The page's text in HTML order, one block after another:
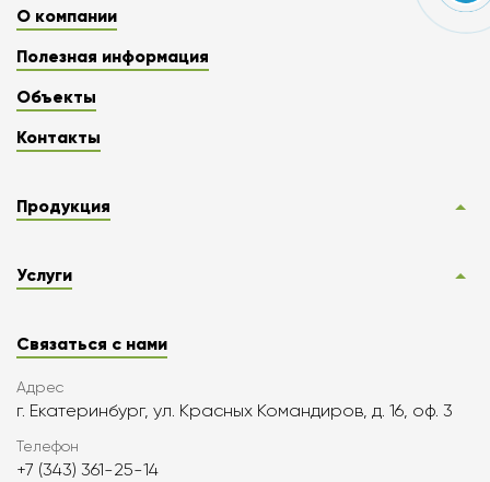
О компании
Полезная информация
Объекты
Контакты
Продукция
Услуги
Связаться с нами
Адрес
г. Екатеринбург, ул. Красных Командиров, д. 16, оф. 3
Телефон
+7 (343) 361-25-14